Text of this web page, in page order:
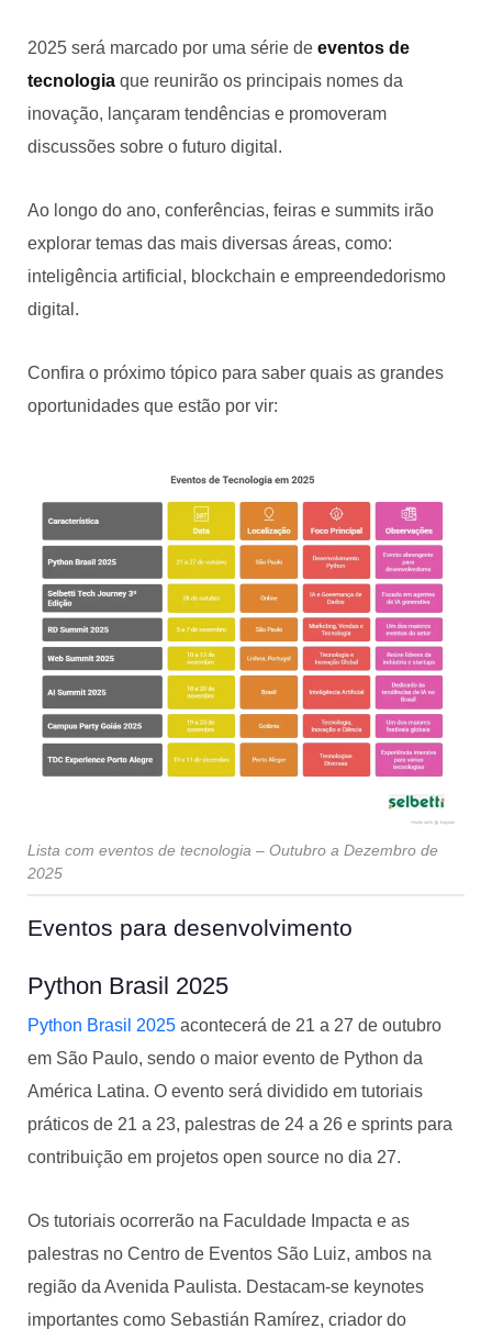
2025 será marcado por uma série de eventos de
tecnologia que reunirão os principais nomes da
inovação, lançaram tendências e promoveram
discussões sobre o futuro digital.
Ao longo do ano, conferências, feiras e summits irão
explorar temas das mais diversas áreas, como:
inteligência artificial, blockchain e empreendedorismo
digital.
Confira o próximo tópico para saber quais as grandes
oportunidades que estão por vir:
Lista com eventos de tecnologia – Outubro a Dezembro de
2025
Eventos para desenvolvimento
Python Brasil 2025
Python Brasil 2025 acontecerá de 21 a 27 de outubro
em São Paulo, sendo o maior evento de Python da
América Latina. O evento será dividido em tutoriais
práticos de 21 a 23, palestras de 24 a 26 e sprints para
contribuição em projetos open source no dia 27.
Os tutoriais ocorrerão na Faculdade Impacta e as
palestras no Centro de Eventos São Luiz, ambos na
região da Avenida Paulista. Destacam-se keynotes
importantes como Sebastián Ramírez, criador do